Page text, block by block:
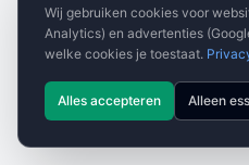
Wij gebruiken cookies voor
Analytics) en advertenties
welke cookies je toestaat.
Alles accepteren Alleen